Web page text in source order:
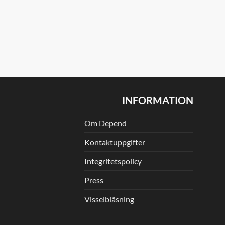
INFORMATION
Om Depend
Kontaktuppgifter
Integritetspolicy
Press
Visselblåsning